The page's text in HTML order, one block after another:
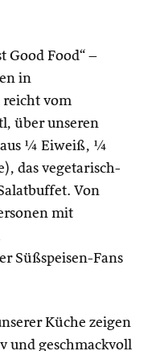
Good Food“ –
in
reicht vom
über unseren
aus ¼ Eiweiß, ¼
das vegetarisch-
Von
mit
Süßspeisen-Fans
Küche zeigen
und geschmackvoll